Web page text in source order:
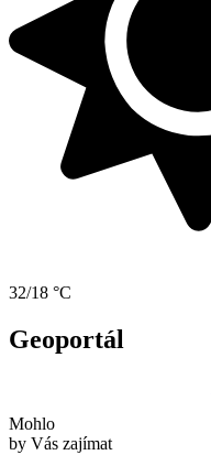
32/18 °C
Geoportál
Mohlo
by Vás zajímat